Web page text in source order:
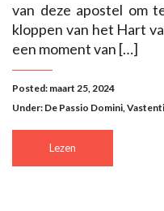
van deze apostel om
kloppen van het Hart
een moment van […]
Posted: maart 25, 2024
Under: De Passio Domini,
Lezen